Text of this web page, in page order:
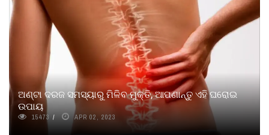
ଅଣ୍ଟା ଦରଜ ସମସ୍ୟାରୁ ମିଳିବ ମୁକ୍ତି, ଆପଣାନ୍ତୁ ଏହି ଘରୋଇ
ଉପାୟ
15473 APR 02, 2023